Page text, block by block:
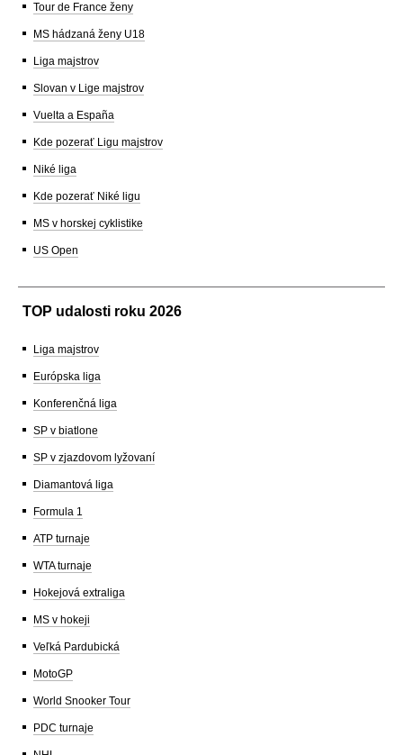
Tour de France ženy
MS hádzaná ženy U18
Liga majstrov
Slovan v Lige majstrov
Vuelta a España
Kde pozerať Ligu majstrov
Niké liga
Kde pozerať Niké ligu
MS v horskej cyklistike
US Open
TOP udalosti roku 2026
Liga majstrov
Európska liga
Konferenčná liga
SP v biatlone
SP v zjazdovom lyžovaní
Diamantová liga
Formula 1
ATP turnaje
WTA turnaje
Hokejová extraliga
MS v hokeji
Veľká Pardubická
MotoGP
World Snooker Tour
PDC turnaje